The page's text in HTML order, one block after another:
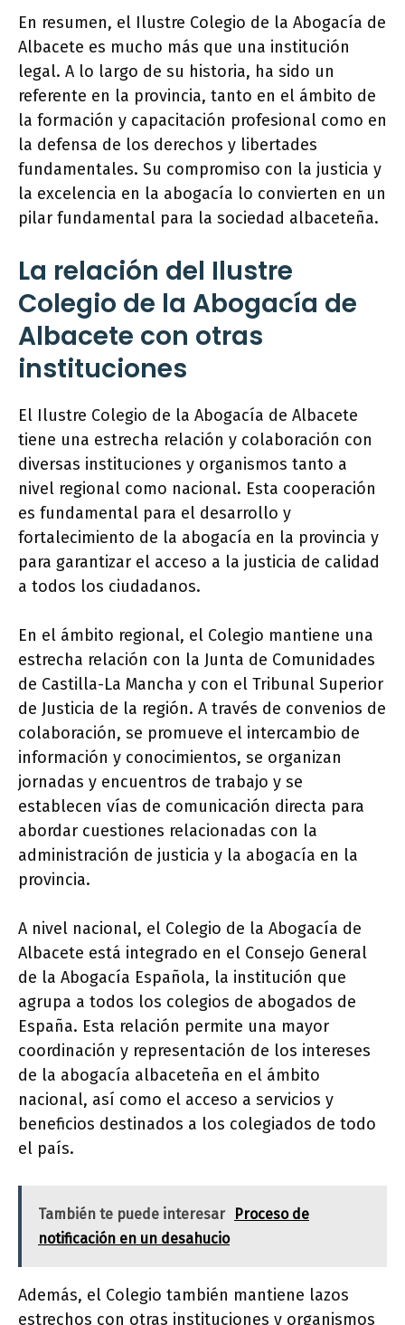
En resumen, el Ilustre Colegio de la Abogacía de
Albacete es mucho más que una institución
legal. A lo largo de su historia, ha sido un
referente en la provincia, tanto en el ámbito de
la formación y capacitación profesional como en
la defensa de los derechos y libertades
fundamentales. Su compromiso con la justicia y
la excelencia en la abogacía lo convierten en un
pilar fundamental para la sociedad albaceteña.
La relación del Ilustre
Colegio de la Abogacía de
Albacete con otras
instituciones
El Ilustre Colegio de la Abogacía de Albacete
tiene una estrecha relación y colaboración con
diversas instituciones y organismos tanto a
nivel regional como nacional. Esta cooperación
es fundamental para el desarrollo y
fortalecimiento de la abogacía en la provincia y
para garantizar el acceso a la justicia de calidad
a todos los ciudadanos.
En el ámbito regional, el Colegio mantiene una
estrecha relación con la Junta de Comunidades
de Castilla-La Mancha y con el Tribunal Superior
de Justicia de la región. A través de convenios de
colaboración, se promueve el intercambio de
información y conocimientos, se organizan
jornadas y encuentros de trabajo y se
establecen vías de comunicación directa para
abordar cuestiones relacionadas con la
administración de justicia y la abogacía en la
provincia.
A nivel nacional, el Colegio de la Abogacía de
Albacete está integrado en el Consejo General
de la Abogacía Española, la institución que
agrupa a todos los colegios de abogados de
España. Esta relación permite una mayor
coordinación y representación de los intereses
de la abogacía albaceteña en el ámbito
nacional, así como el acceso a servicios y
beneficios destinados a los colegiados de todo
el país.
También te puede interesar
Proceso de
notificación en un desahucio
Además, el Colegio también mantiene lazos
estrechos con otras instituciones y organismos